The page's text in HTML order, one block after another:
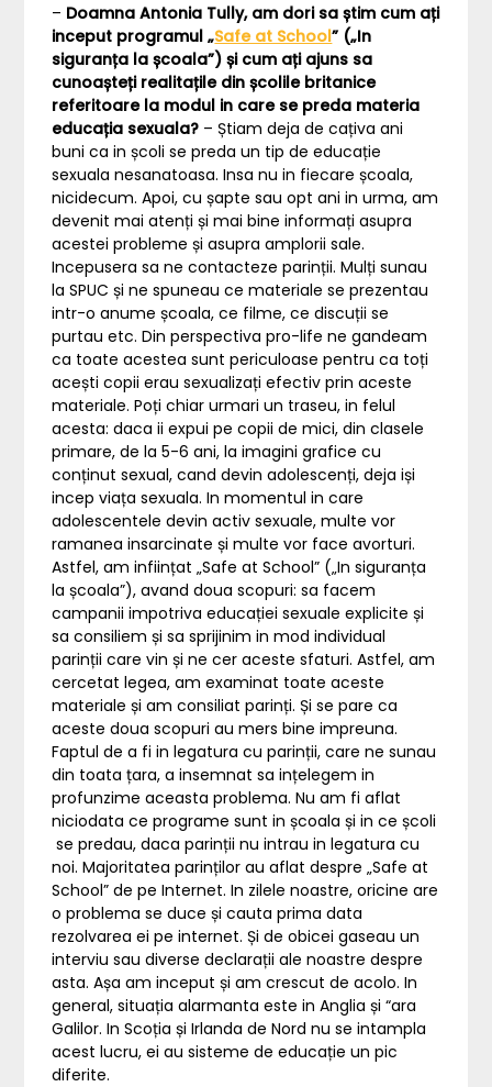
– Doamna Antonia Tully, am dori sa știm cum ați
inceput programul „Safe at School” („In
siguranța la școala”) și cum ați ajuns sa
cunoașteți realitațile din școlile britanice
referitoare la modul in care se preda materia
educația sexuala? – Știam deja de cațiva ani
buni ca in școli se preda un tip de educație
sexuala nesanatoasa. Insa nu in fiecare școala,
nicidecum. Apoi, cu șapte sau opt ani in urma, am
devenit mai atenți și mai bine informați asupra
acestei probleme și asupra amplorii sale.
Incepusera sa ne contacteze parinții. Mulți sunau
la SPUC și ne spuneau ce materiale se prezentau
intr-o anume școala, ce filme, ce discuții se
purtau etc. Din perspectiva pro-life ne gandeam
ca toate acestea sunt periculoase pentru ca toți
acești copii erau sexualizați efectiv prin aceste
materiale. Poți chiar urmari un traseu, in felul
acesta: daca ii expui pe copii de mici, din clasele
primare, de la 5-6 ani, la imagini grafice cu
conținut sexual, cand devin adolescenți, deja iși
incep viața sexuala. In momentul in care
adolescentele devin activ sexuale, multe vor
ramanea insarcinate și multe vor face avorturi.
Astfel, am inființat „Safe at School” („In siguranța
la școala”), avand doua scopuri: sa facem
campanii impotriva educației sexuale explicite și
sa consiliem și sa sprijinim in mod individual
parinții care vin și ne cer aceste sfaturi. Astfel, am
cercetat legea, am examinat toate aceste
materiale și am consiliat parinți. Și se pare ca
aceste doua scopuri au mers bine impreuna.
Faptul de a fi in legatura cu parinții, care ne sunau
din toata țara, a insemnat sa ințelegem in
profunzime aceasta problema. Nu am fi aflat
niciodata ce programe sunt in școala și in ce școli
se predau, daca parinții nu intrau in legatura cu
noi. Majoritatea parinților au aflat despre „Safe at
School” de pe Internet. In zilele noastre, oricine are
o problema se duce și cauta prima data
rezolvarea ei pe internet. Și de obicei gaseau un
interviu sau diverse declarații ale noastre despre
asta. Așa am inceput și am crescut de acolo. In
general, situația alarmanta este in Anglia și “ara
Galilor. In Scoția și Irlanda de Nord nu se intampla
acest lucru, ei au sisteme de educație un pic
diferite.